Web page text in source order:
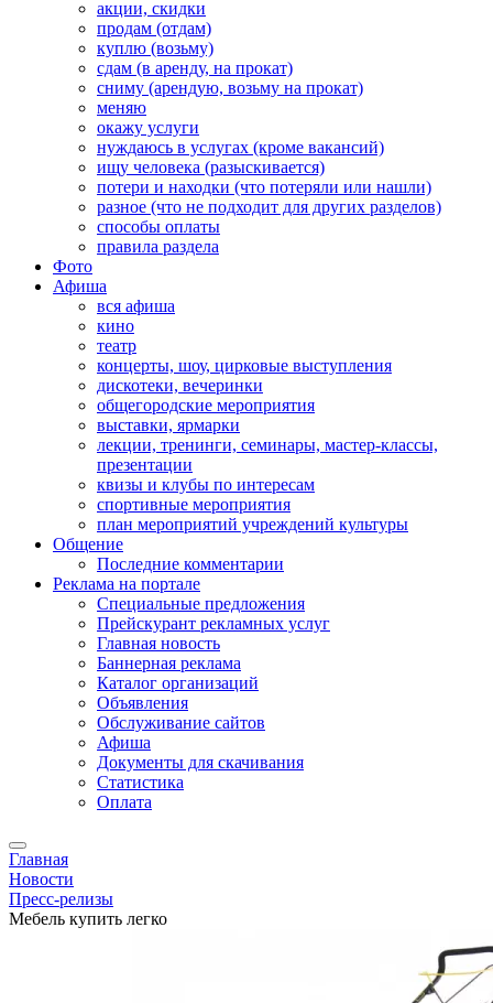
акции, скидки
продам (отдам)
куплю (возьму)
сдам (в аренду, на прокат)
сниму (арендую, возьму на прокат)
меняю
окажу услуги
нуждаюсь в услугах (кроме вакансий)
ищу человека (разыскивается)
потери и находки (что потеряли или нашли)
разное (что не подходит для других разделов)
способы оплаты
правила раздела
Фото
Афиша
вся афиша
кино
театр
концерты, шоу, цирковые выступления
дискотеки, вечеринки
общегородские мероприятия
выставки, ярмарки
лекции, тренинги, семинары, мастер-классы,
презентации
квизы и клубы по интересам
спортивные мероприятия
план мероприятий учреждений культуры
Общение
Последние комментарии
Реклама на портале
Специальные предложения
Прейскурант рекламных услуг
Главная новость
Баннерная реклама
Каталог организаций
Объявления
Обслуживание сайтов
Афиша
Документы для скачивания
Статистика
Оплата
Главная
Новости
Пресс-релизы
Мебель купить легко